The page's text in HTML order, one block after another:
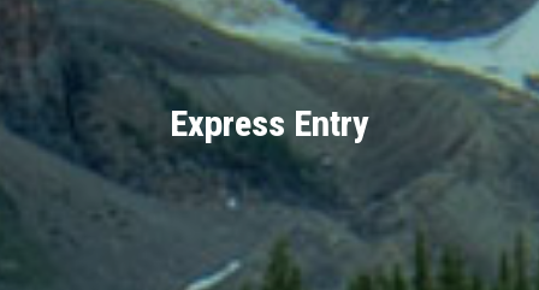
Express Entry